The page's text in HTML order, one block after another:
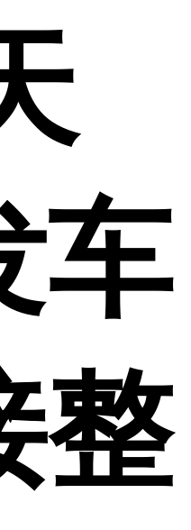
车
整